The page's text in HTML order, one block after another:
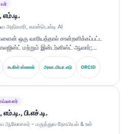
அதிகாரி, கான்டெஸ்டி AI
ஒரு வாரியத்தால் சான்றளிக்கப்பட்ட
மற்றும் இன்டர்னிஸ்ட் ஆவார்;
மற்றும் AI உதவியுடன் மருத்துவ
15 ஆண்டுகளுக்கும் மேலான
Kantesti AI நிறுவனத்தின் தலைமை
விளக்கம் மற்றும் ஆய்வக
ஆய்வுகளை டாக்டர் க்ளைன் ஆய்வக
தலைப்புகளில் விரிவாக வெளியிட்டுள்ளார்.
கூகிள் ஸ்காலர் அகாடமியா.எடு ORCID
பி.எச்.டி.
ஆலோசகர் - மருத்துவ நோயியல் & உள்